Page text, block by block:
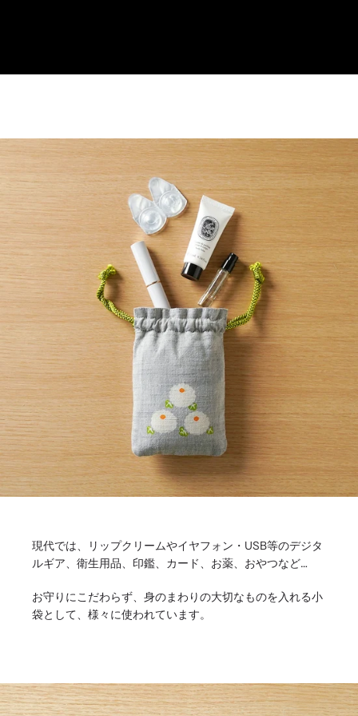
現代では、リップクリームやイヤフォン・USB等のデジタ
ルギア、衛生用品、印鑑、カード、お薬、おやつなど…
お守りにこだわらず、身のまわりの大切なものを入れる小
袋として、様々に使われています。